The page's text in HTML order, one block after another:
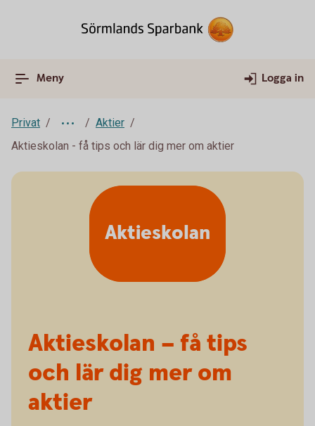
Meny Logga in
Privat
Aktier
Aktieskolan - få tips och lär dig mer om aktier
Aktieskolan
Aktieskolan – få tips
och lär dig mer om
aktier